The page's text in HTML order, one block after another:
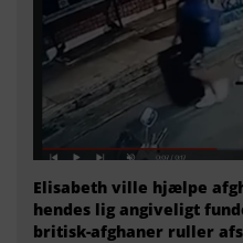
Elisabeth ville hjælpe
hendes lig angiveligt
britisk-afghaner ruller